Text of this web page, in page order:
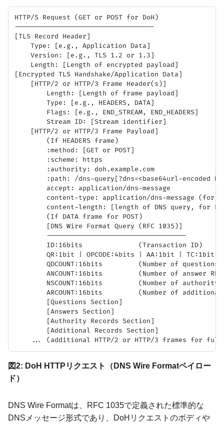
HTTP/S Request (GET or POST for DoH)
-----------------------------------
[TLS Record Header]
    Type: [e.g., Application Data]
    Version: [e.g., TLS 1.2 or 1.3]
    Length: [Length of encrypted payload]
[Encrypted TLS Handshake/Application Data]
    [HTTP/2 or HTTP/3 Frame Header(s)]
        Length: [Length of frame payload]
        Type: [e.g., HEADERS, DATA]
        Flags: [e.g., END_STREAM, END_HEADERS]
        Stream ID: [Stream identifier]
    [HTTP/2 or HTTP/3 Frame Payload]
        (If HEADERS frame)
        :method: [GET or POST]
        :scheme: https
        :authority: doh.example.com
:path: /dns-query[?dns=<base64url-encoded
        accept: application/dns-message
content-type: application/dns-message (for
content-length: [length of DNS query, for
        (If DATA frame for POST)
        [DNS Wire Format Query (RFC 1035)]
        -----------------------------------
        ID:16bits              (Transaction ID)
QR:1bit | OPCODE:4bits | AA:1bit | TC:1bit
        QDCOUNT:16bits         (Number of questions)
ANCOUNT:16bits         (Number of answer
NSCOUNT:16bits         (Number of authority
ARCOUNT:16bits         (Number of
        [Questions Section]
        [Answers Section]
        [Authority Records Section]
        [Additional Records Section]
図2: DoH HTTPリクエスト（DNS Wire Formatペイロー
ド）
DNS Wire Formatは、RFC 1035で定義された標準的な
DNSメッセージ形式であり、DoHリクエストのボディや